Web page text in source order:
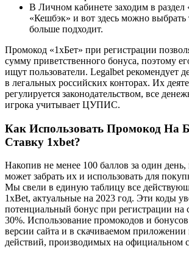
В Личном кабинете заходим в раздел
«Кешбэк» и вот здесь можно выбрать
больше подходит.
Промокод «1хБет» при регистрации
сумму приветственного бонуса, поэтому
ищут пользователи. Legalbet рекомендует
в легальных российских конторах. Их
регулируется законодательством, все
игрока учитывает ЦУПИС.
Как Использовать Промокод На
Ставку 1xbet?
Накопив не менее 100 баллов за один день,
может забрать их и использовать для
Мы свели в единую таблицу все
1xBet, актуальные на 2023 год. Эти коды
потенциальный бонус при регистрации на
30%. Использование промокодов и
версии сайта и в скачиваемом приложении
действий, производимых на официальном